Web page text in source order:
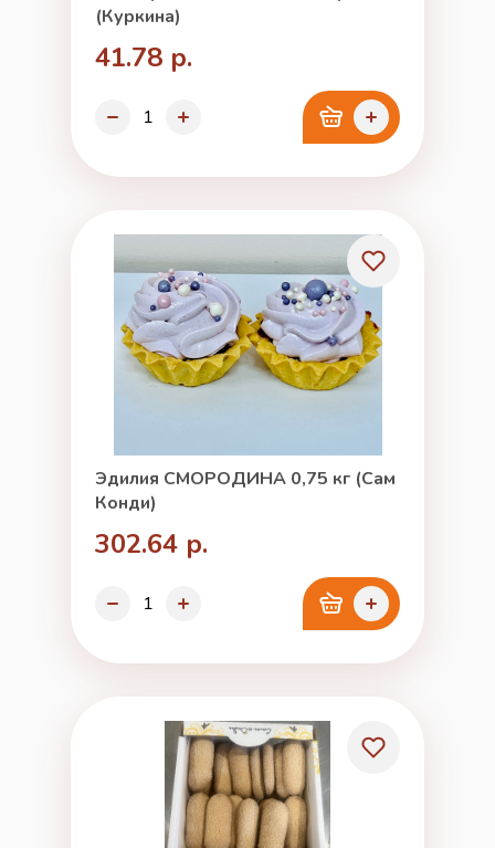
(Куркина)
41.78 р.
Эдилия СМОРОДИНА 0,75 кг (Сам
Конди)
302.64 р.